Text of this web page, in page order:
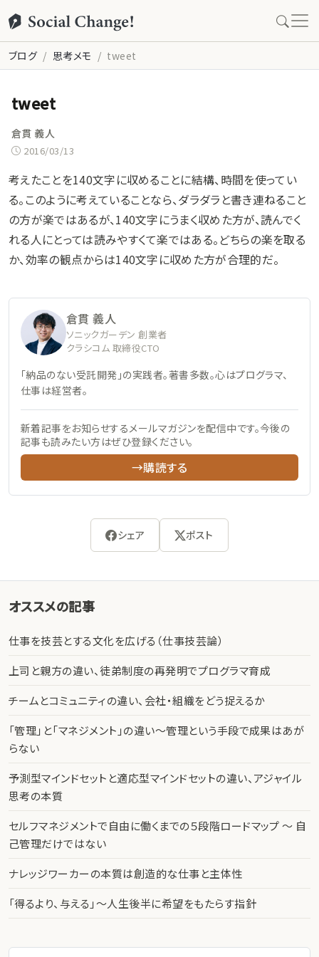
ブログ 思考メモ tweet
tweet
倉貫 義人
2016/03/13
考えたことを140文字に収めることに結構、時間を使ってい
る。このように考えていることなら、ダラダラと書き連ねること
の方が楽ではあるが、140文字にうまく収めた方が、読んでく
れる人にとっては読みやすくて楽ではある。どちらの楽を取る
か、効率の観点からは140文字に収めた方が合理的だ。
倉貫 義人
ソニックガーデン 創業者
クラシコム 取締役CTO
「納品のない受託開発」の実践者。著書多数。心はプログラマ、
仕事は経営者。
新着記事をお知らせするメールマガジンを配信中です。今後の
記事も読みたい方はぜひ登録ください。
→購読する
シェア ポスト
オススメの記事
仕事を技芸とする文化を広げる（仕事技芸論）
上司と親方の違い、徒弟制度の再発明でプログラマ育成
チームとコミュニティの違い、会社・組織をどう捉えるか
「管理」と「マネジメント」の違い〜管理という手段で成果はあが
らない
予測型マインドセットと適応型マインドセットの違い、アジャイル
思考の本質
セルフマネジメントで自由に働くまでの５段階ロードマップ 〜 自
己管理だけではない
ナレッジワーカーの本質は創造的な仕事と主体性
「得るより、与える」〜人生後半に希望をもたらす指針